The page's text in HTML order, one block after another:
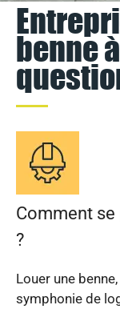
benne
Comment
?
Louer une
symphonie de